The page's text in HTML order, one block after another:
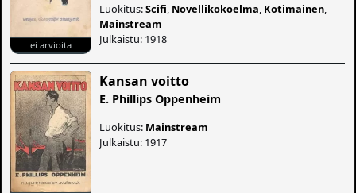
ei arvioita
Luokitus:Scifi Novellikokoelma Kotimainen
Mainstream
Julkaistu: 1918
Kansan voitto
E. Phillips Oppenheim
Luokitus: Mainstream
Julkaistu: 1917